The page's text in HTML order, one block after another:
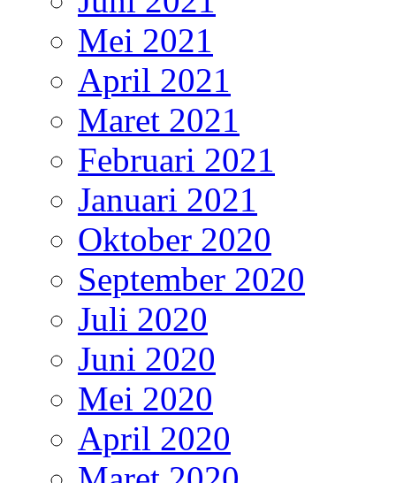
Mei 2021
April 2021
Maret 2021
Februari 2021
Januari 2021
Oktober 2020
September 2020
Juli 2020
Juni 2020
Mei 2020
April 2020